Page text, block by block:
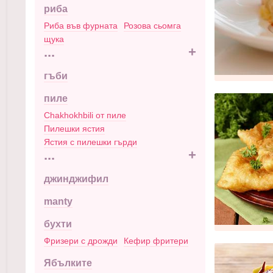
риба
Риба във фурната
Розова сьомга
щука
... +
гъби
пиле
Chakhokhbili от пиле
Пилешки ястия
Ястия с пилешки гърди
... +
джинджифил
manty
бухти
Фризери с дрожди Кефир фритери
Ябълките